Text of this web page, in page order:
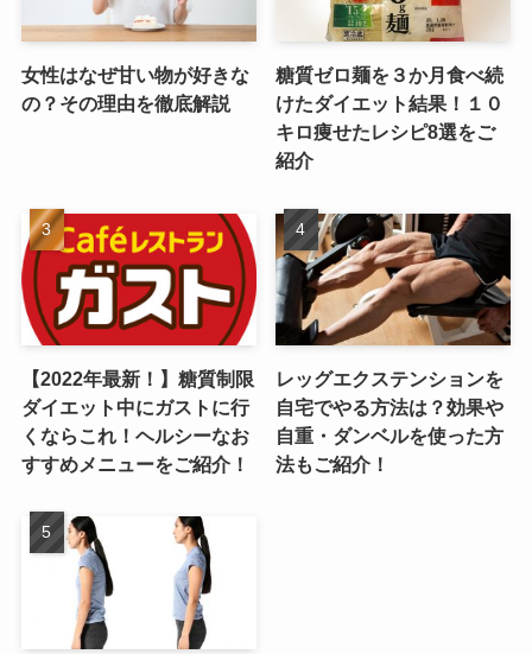
女性はなぜ甘い物が好きな
の？その理由を徹底解説
糖質ゼロ麺を３か月食べ続
けたダイエット結果！１０
キロ痩せたレシピ8選をご
紹介
【2022年最新！】糖質制限
ダイエット中にガストに行
くならこれ！ヘルシーなお
すすめメニューをご紹介！
レッグエクステンションを
自宅でやる方法は？効果や
自重・ダンベルを使った方
法もご紹介！